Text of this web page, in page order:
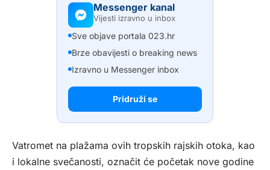
Messenger kanal
Vijesti izravno u inbox
Sve objave portala 023.hr
Brze obavijesti o breaking news
Izravno u Messenger inbox
Pridruži se
Vatromet na plažama ovih tropskih rajskih otoka, kao
i lokalne svečanosti, označit će početak nove godine